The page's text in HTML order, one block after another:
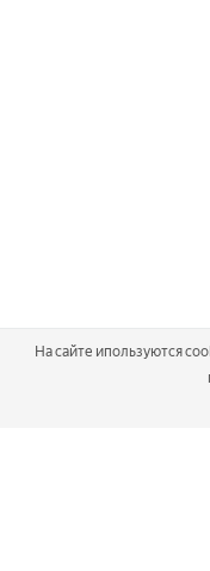
На сайте ипользуются